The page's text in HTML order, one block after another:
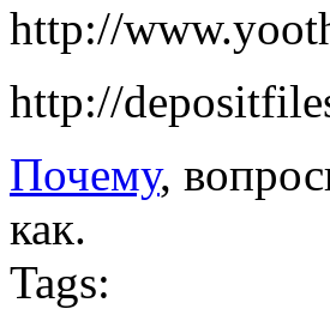
http://
http://
Почему,
как.
Tags: